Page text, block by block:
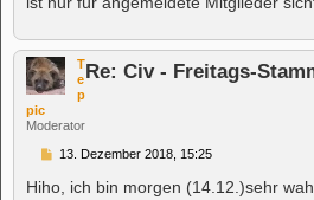
T
e
p
pic
Moderator
Re: Civ - Freitags-
B
i
13. Dezember 2018, 15:25
Hiho, ich bin morgen (14.12.)sehr